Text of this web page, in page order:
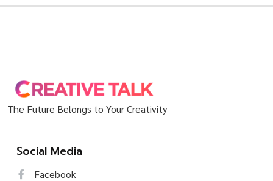
The Future Belongs to Your Creativity
Social Media
Facebook